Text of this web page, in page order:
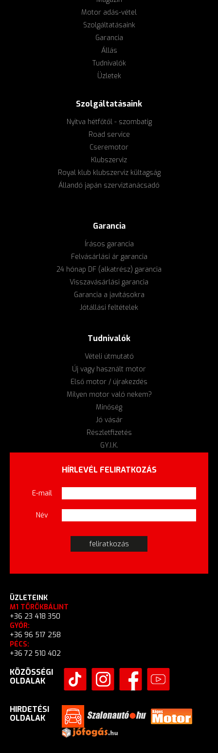
Motor adás-vétel
Szolgáltatásaink
Garancia
Állás
Tudnivalók
Üzletek
Szolgáltatásaink
Nyitva hétfőtől - szombatig
Road service
Cseremotor
Klubszerviz
Royal klub klubszerviz kültagság
Állandó japán szerviztanácsadó
Garancia
Írásos garancia
Felvásárlási ár garancia
24 hónap DF (alkatrész) garancia
Visszavásárlási garancia
Garancia a javításokra
Jótállási feltételek
Tudnivalók
Vételi útmutató
Új vagy használt motor
Első motor / újrakezdés
Milyen motor való nekem?
Minőség
Jó vásár
Részletfizetés
GY.I.K.
HÍRLEVÉL FELIRATKOZÁS
E-mail
Név
ÜZLETEINK
M1 TÖRÖKBÁLINT
+36 23 418 350
GYŐR:
+36 96 517 258
PÉCS:
+36 72 510 402
KÖZÖSSÉGI
OLDALAK
HIRDETÉSI
OLDALAK